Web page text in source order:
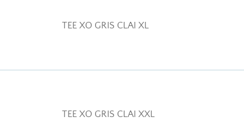
TEE XO GRIS CLAI XL
TEE XO GRIS CLAI XXL